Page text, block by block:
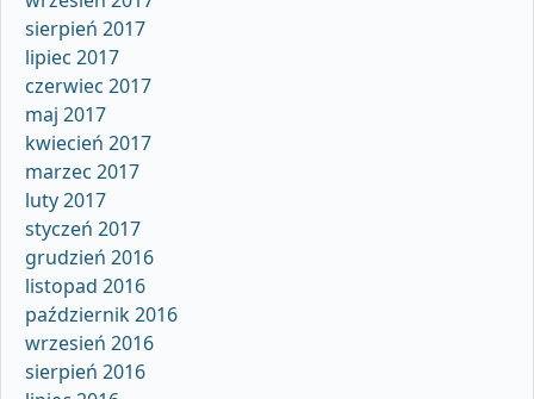
sierpień 2017
lipiec 2017
czerwiec 2017
maj 2017
kwiecień 2017
marzec 2017
luty 2017
styczeń 2017
grudzień 2016
listopad 2016
październik 2016
wrzesień 2016
sierpień 2016